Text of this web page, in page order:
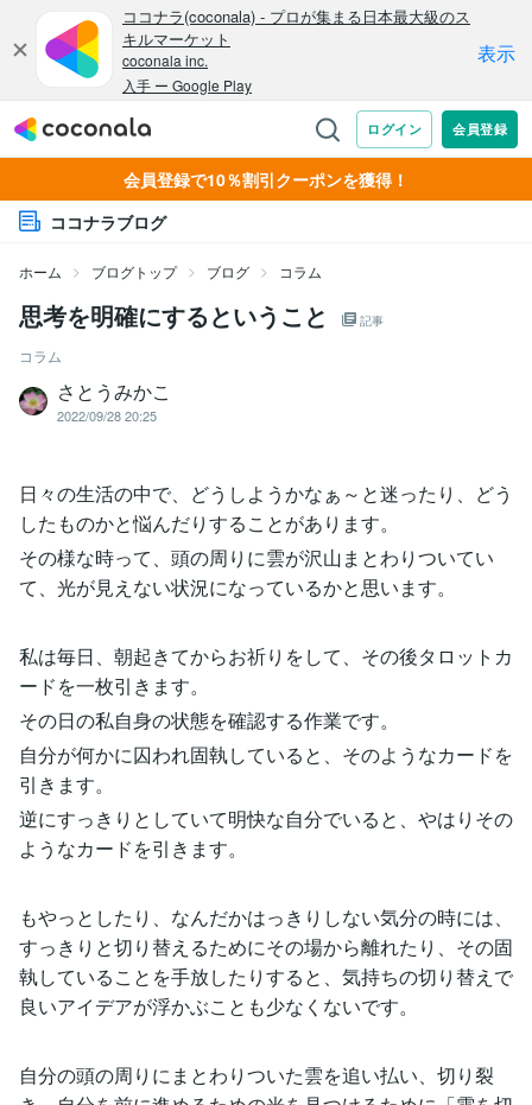
会員登録で10％割引クーポンを獲得！
ココナラブログ
ホーム ブログトップ ブログ コラム
思考を明確にするということ 記事
コラム
さとうみかこ
2022/09/28 20:25
日々の生活の中で、どうしようかなぁ～と迷ったり、どう
したものかと悩んだりすることがあります。
その様な時って、頭の周りに雲が沢山まとわりついてい
て、光が見えない状況になっているかと思います。
私は毎日、朝起きてからお祈りをして、その後タロットカ
ードを一枚引きます。
その日の私自身の状態を確認する作業です。
自分が何かに囚われ固執していると、そのようなカードを
引きます。
逆にすっきりとしていて明快な自分でいると、やはりその
ようなカードを引きます。
もやっとしたり、なんだかはっきりしない気分の時には、
すっきりと切り替えるためにその場から離れたり、その固
執していることを手放したりすると、気持ちの切り替えで
良いアイデアが浮かぶことも少なくないです。
自分の頭の周りにまとわりついた雲を追い払い、切り裂